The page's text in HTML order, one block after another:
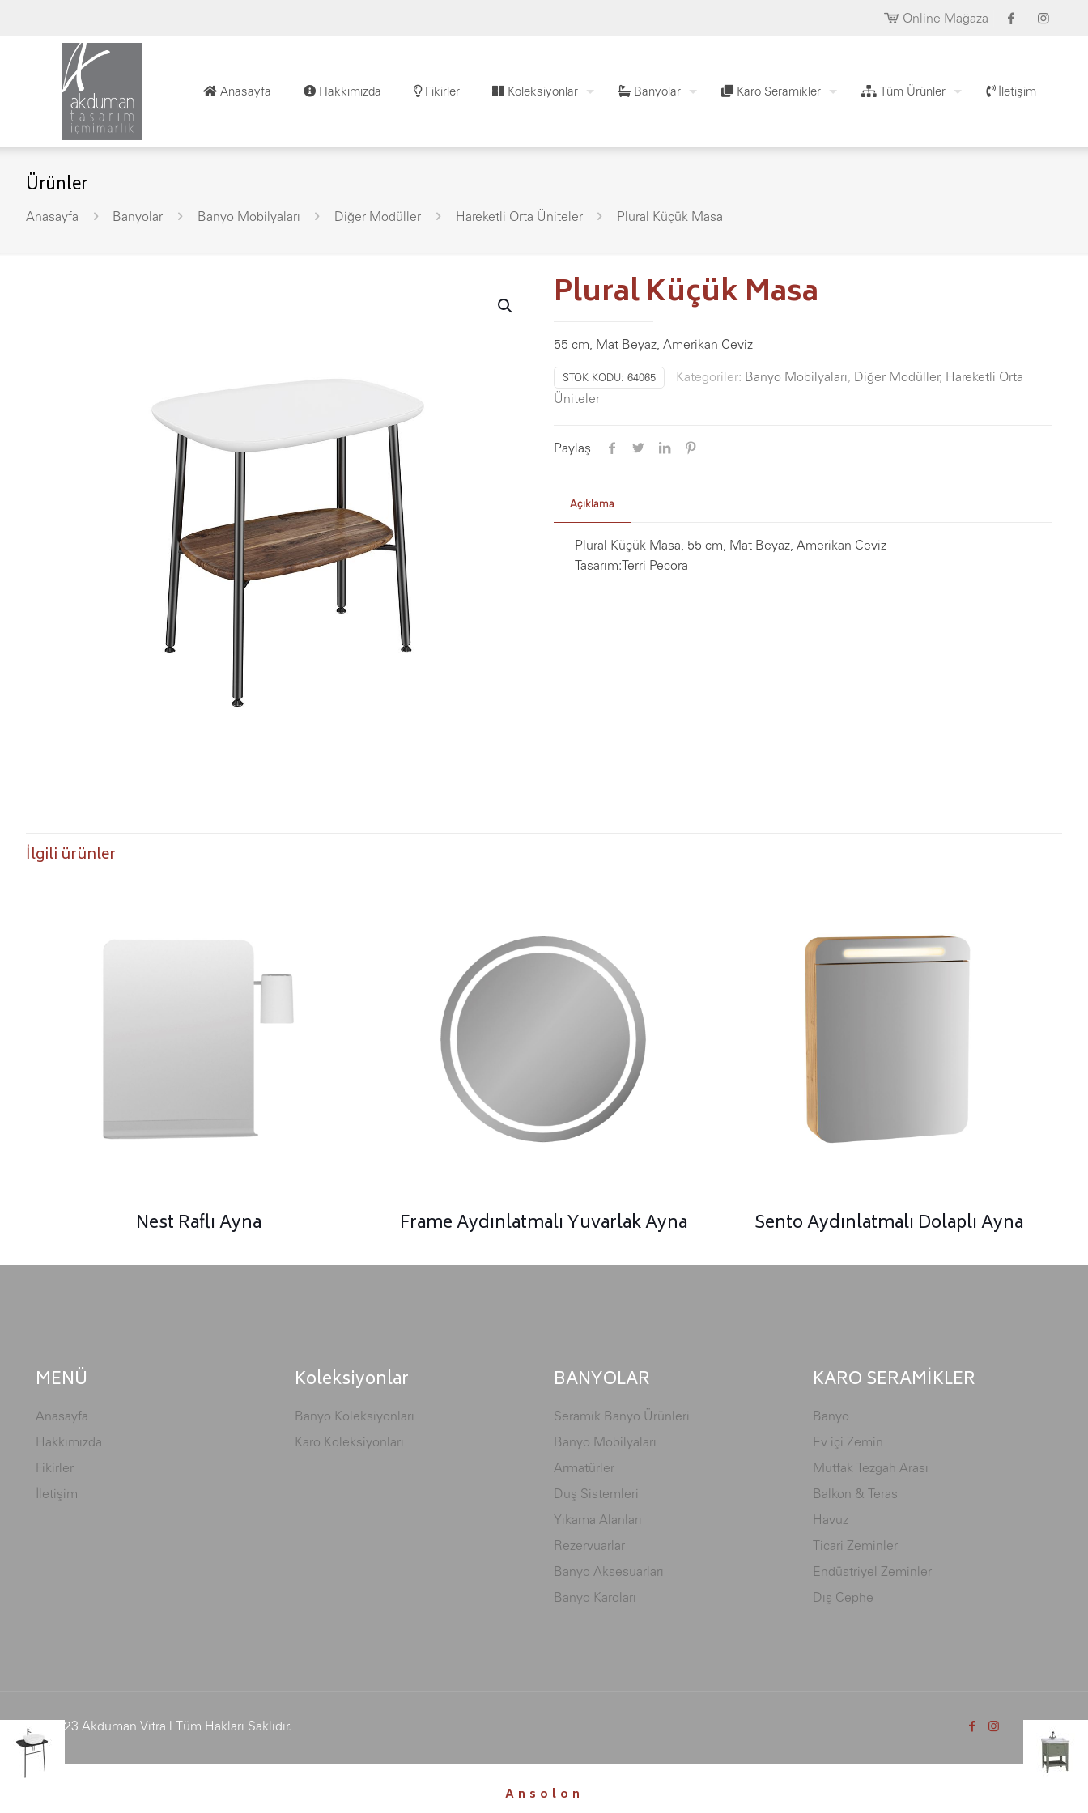
Online Mağaza
Anasayfa Hakkımızda Fikirler Koleksiyonlar Banyolar Karo Seramikler Tüm Ürünler İletişim
Ürünler
Anasayfa Banyolar Banyo Mobilyaları Diğer Modüller Hareketli Orta Üniteler Plural Küçük Masa
Plural Küçük Masa
55 cm, Mat Beyaz, Amerikan Ceviz
STOK KODU: 64065 Kategoriler: Banyo Mobilyaları Diğer Modüller, Hareketli Orta
Üniteler
Paylaş
Açıklama
Plural Küçük Masa, 55 cm, Mat Beyaz, Amerikan Ceviz
Tasarım:Terri Pecora
İlgili ürünler
Nest Raflı Ayna Frame Aydınlatmalı Yuvarlak Ayna Sento Aydınlatmalı Dolaplı Ayna
MENÜ
Anasayfa
Hakkımızda
Fikirler
İletişim
Koleksiyonlar
Banyo Koleksiyonları
Karo Koleksiyonları
BANYOLAR
Seramik Banyo Ürünleri
Banyo Mobilyaları
Armatürler
Duş Sistemleri
Yıkama Alanları
Rezervuarlar
Banyo Aksesuarları
Banyo Karoları
KARO SERAMİKLER
Banyo
Ev içi Zemin
Mutfak Tezgah Arası
Balkon & Teras
Havuz
Ticari Zeminler
Endüstriyel Zeminler
Dış Cephe
© 2023 Akduman Vitra | Tüm Hakları Saklıdır.
Ansolon